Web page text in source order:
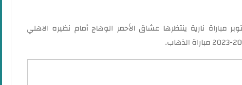
المريخ السوداني يوم غداً الجمعة 8 أكتوبر مباراة نارية ينتظرها عشاق الأحمر الوهاج أمام نظيره الاهلي